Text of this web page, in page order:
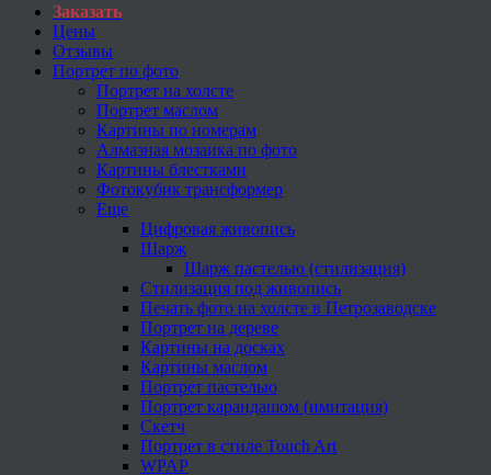
Заказать
Цены
Отзывы
Портрет по фото
Портрет на холсте
Портрет маслом
Картины по номерам
Алмазная мозаика по фото
Картины блестками
Фотокубик трансформер
Еще
Цифровая живопись
Шарж
Шарж пастелью (стилизация)
Стилизация под живопись
Печать фото на холсте в Петрозаводске
Портрет на дереве
Картины на досках
Картины маслом
Портрет пастелью
Портрет карандашом (имитация)
Скетч
Портрет в стиле Touch Art
WPAP